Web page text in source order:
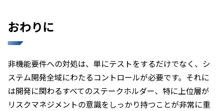
おわりに
非機能要件への対処は、単にテストをするだけでなく、シ
ステム開発全域にわたるコントロールが必要です。それに
は開発に関わるすべてのステークホルダー、特に上位層が
リスクマネジメントの意識をしっかり持つことが非常に重